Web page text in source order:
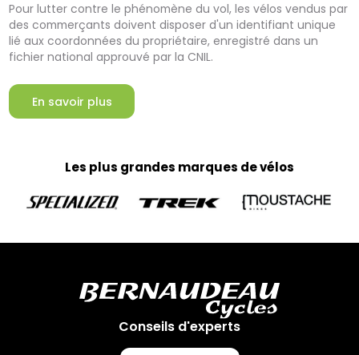
Pour lutter contre le phénomène du vol, les vélos vendus par
des commerçants doivent disposer d'un identifiant unique
lié aux coordonnées du propriétaire, enregistré dans un
fichier national approuvé par la CNIL.
En savoir plus
Les plus grandes marques de vélos
Conseils d'experts